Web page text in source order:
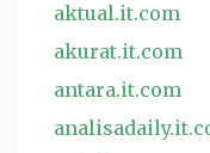
aktual.it.com
akurat.it.com
antara.it.com